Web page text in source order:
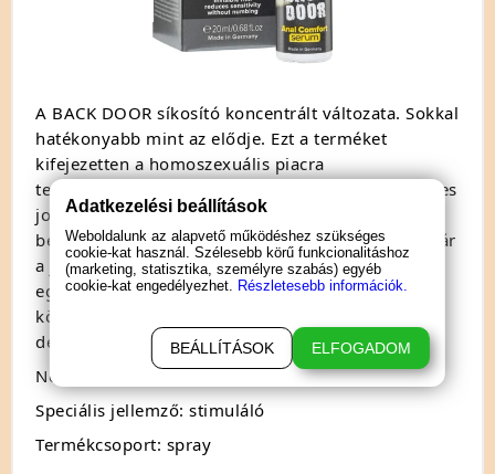
A BACK DOOR síkosító koncentrált változata. Sokkal
hatékonyabb mint az elődje. Ezt a terméket
kifejezetten a homoszexuális piacra
tervezték.Prémium szilikonos síkosító, mely értékes
jojoba kivonatokat tartalmaz. Ezek a kivonatok
behatolnak a bőrbe, és puhává varázsolják azt, akár
a jojoba kivonatos testápolók. Ennek eredménye
egy olyan síkosító, mely különösen anális
közösüléshez ajánlott puha, bársonyos
deszenzibilizáló hatás nélkül.
Nem: pároknak
Speciális jellemző: stimuláló
Termékcsoport: spray
Adatkezelési beállítások
Weboldalunk az alapvető működéshez szükséges
cookie-kat használ. Szélesebb körű funkcionalitáshoz
(marketing, statisztika, személyre szabás) egyéb
cookie-kat engedélyezhet. Részletesebb információk.
BEÁLLÍTÁSOK ELFOGADOM